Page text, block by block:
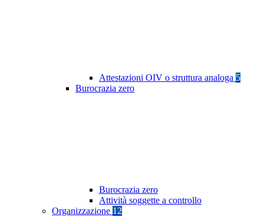
Attestazioni OIV o struttura analoga 5
Burocrazia zero
Burocrazia zero
Attività soggette a controllo
Organizzazione 12